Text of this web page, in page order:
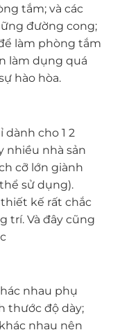
tắm; và các
đường cong;
làm phòng tắm
làm dụng quá
hào hòa.
cho 1 2
nhiều nhà sản
cỡ lớn giành
sử dụng).
kế rất chắc
trí. Và đây cũng
nhau phụ
thước độ dày;
nhau nên